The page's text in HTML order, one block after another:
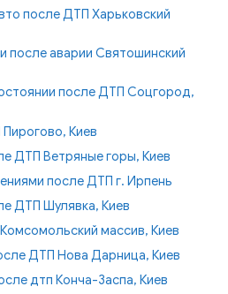
после ДТП Харьковский
после аварии Святошинский
после ДТП Соцгород,
Киев
ДТП Ветряные горы, Киев
после ДТП г. Ирпень
ДТП Шулявка, Киев
массив, Киев
ДТП Нова Дарница, Киев
дтп Конча-Заспа, Киев